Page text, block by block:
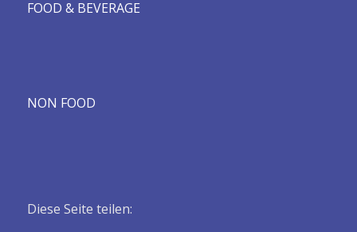
FOOD & BEVERAGE
NON FOOD
Diese Seite teilen: